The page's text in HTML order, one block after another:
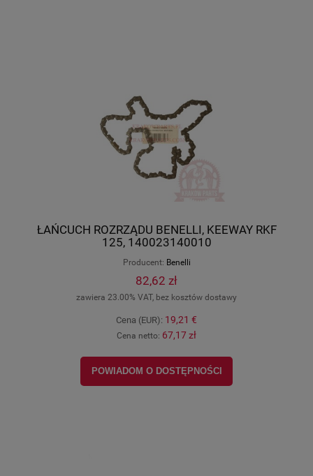
ŁAŃCUCH ROZRZĄDU BENELLI, KEEWAY RKF
125, 140023140010
Producent: Benelli
82,62 zł
zawiera 23.00% VAT, bez kosztów dostawy
Cena (EUR): 19,21 €
Cena netto: 67,17 zł
POWIADOM O DOSTĘPNOŚCI